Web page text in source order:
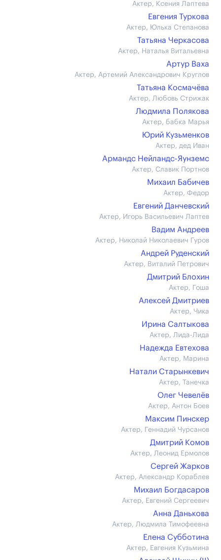
Актер, Ксения Лаптева
Евгения Туркова
Актер, Юлька Степанова
Татьяна Черкасова
Актер, Наталья Витальевна
Артур Ваха
Актер, Артемий Александрович Круглов
Татьяна Космачёва
Актер, Любовь Стрижак
Людмила Полякова
Актер, бабка Марья
Юрий Кузьменков
Актер, дед Иван
Армандс Нейландс-Яунземс
Актер, Славик Портнов
Михаил Бабичев
Актер, Федор
Евгений Данчевский
Актер, Игорь Васильевич Лаптев
Вадим Андреев
Актер, Николай Николаевич Гуров
Андрей Руденский
Актер, Виталий Петрович
Дмитрий Блохин
Актер, Гоша
Алексей Дмитриев
Актер, Чика
Ирина Салтыкова
Актер, Лида-Лида
Надежда Евтехова
Актер, Марина
Натали Старынкевич
Актер, Танечка
Олег Чевелёв
Актер, Антон Боев
Максим Пинскер
Актер, Геннадий Чурсанов
Дмитрий Комов
Актер, Леонид Ермолов
Сергей Жарков
Актер, Александр Кораблев
Михаил Богдасаров
Актер, Евгений Сергеевич
Анна Данькова
Актер, Людмила Тимофеевна
Елена Субботина
Актер, Евгения Кузьмина